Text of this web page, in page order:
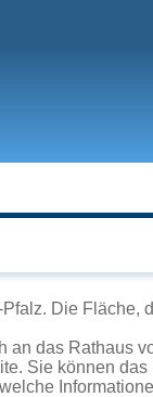
Die Fläche,
an das Rathaus
Sie können